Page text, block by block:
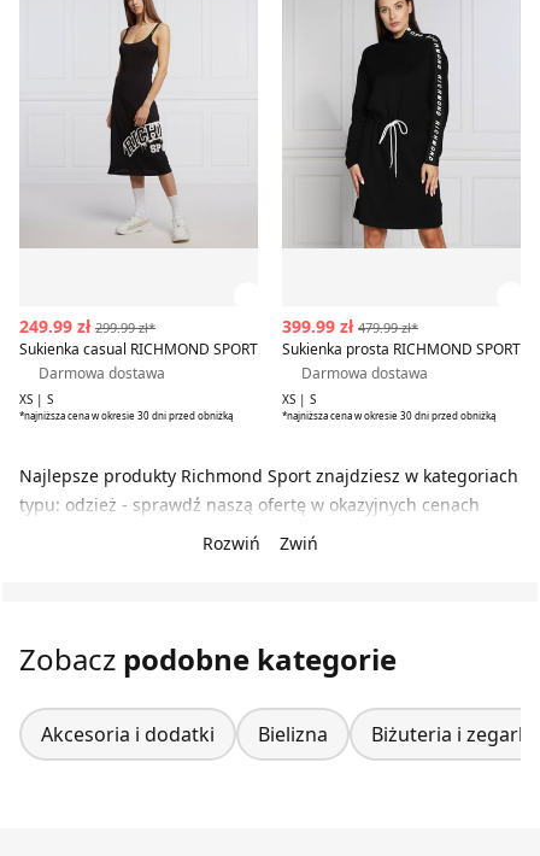
249.99 zł 299.99 zł*
Sukienka casual RICHMOND SPORT
Darmowa dostawa
XS | S
*najniższa cena w okresie 30 dni przed obniżką
399.99 zł 479.99 zł*
Sukienka prosta RICHMOND SPORT
Darmowa dostawa
XS | S
*najniższa cena w okresie 30 dni przed obniżką
Najlepsze produkty Richmond Sport znajdziesz w kategoriach
typu: odzież - sprawdź naszą ofertę w okazyjnych cenach
Rozwiń
Zwiń
Zobacz podobne kategorie
Akcesoria i dodatki Bielizna Biżuteria i zegarki